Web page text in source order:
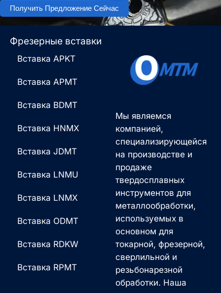
Получить Предложение Сейчас
Мы являемся
компанией,
специализирующейся
на производстве и
продаже
твердосплавных
инструментов для
металлообработки,
используемых в
основном для
токарной, фрезерной,
сверлильной и
резьбонарезной
обработки. Наша
Фрезерные вставки
Вставка APKT
Вставка APMT
Вставка BDMT
Вставка HNMX
Вставка JDMT
Вставка LNMU
Вставка LNMX
Вставка ODMT
Вставка RDKW
Вставка RPMT